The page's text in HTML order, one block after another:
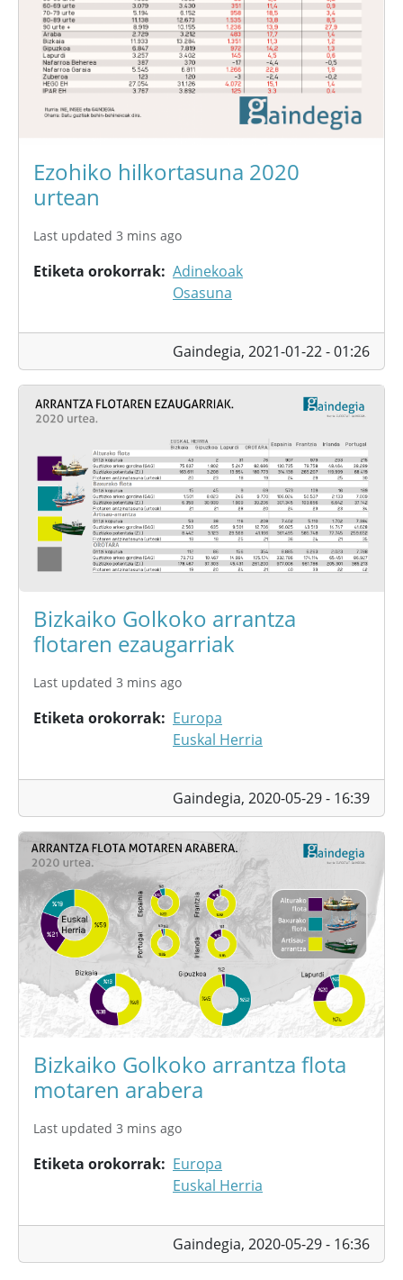
Ezohiko hilkortasuna 2020
urtean
Last updated 3 mins ago
Etiketa orokorrak Adinekoak
Osasuna
Gaindegia, 2021-01-22 - 01:26
Bizkaiko Golkoko arrantza
flotaren ezaugarriak
Last updated 3 mins ago
Etiketa orokorrak
Europa
Euskal Herria
Gaindegia, 2020-05-29 - 16:39
Bizkaiko Golkoko arrantza flota
motaren arabera
Last updated 3 mins ago
Etiketa orokorrak
Europa
Euskal Herria
Gaindegia, 2020-05-29 - 16:36